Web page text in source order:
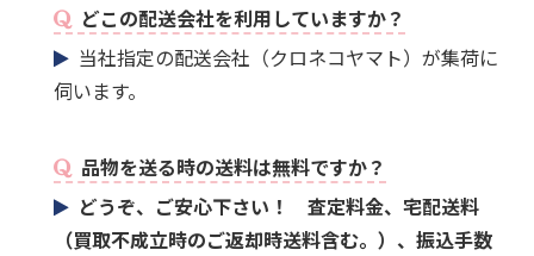
どこの配送会社を利用していますか？
当社指定の配送会社（クロネコヤマト）が集荷に
伺います。
品物を送る時の送料は無料ですか？
どうぞ、ご安心下さい！ 査定料金、宅配送料
（買取不成立時のご返却時送料含む。）、振込手数